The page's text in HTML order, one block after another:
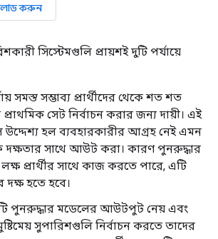
করুন
সিস্টেমগুলি প্রায়শই দুটি পর্যায়ে
সমস্ত সম্ভাব্য প্রার্থীদের থেকে শত শত
প্রাথমিক সেট নির্বাচন করার জন্য দায়ী। এই
হল ব্যবহারকারীর আগ্রহ নেই এমন
দক্ষতার সাথে আউট করা। কারণ পুনরুদ্ধার
প্রার্থীর সাথে কাজ করতে পারে, এটি
হতে হবে।
পুনরুদ্ধার মডেলের আউটপুট নেয় এবং
সুপারিশগুলি নির্বাচন করতে তাদের